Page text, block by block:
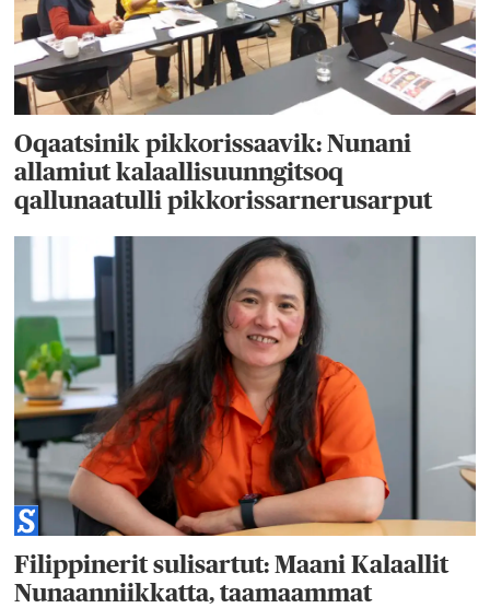
Oqaatsinik pikkorissaavik: Nunani
allamiut kalaallisuunngitsoq
qallunaatulli pikkorissarnerusarput
Filippinerit sulisartut: Maani Kalaallit
Nunaanniikkatta, taamaammat